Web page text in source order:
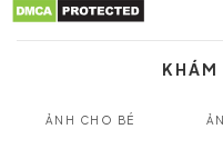
KHÁM
ẢNH CHO BÉ